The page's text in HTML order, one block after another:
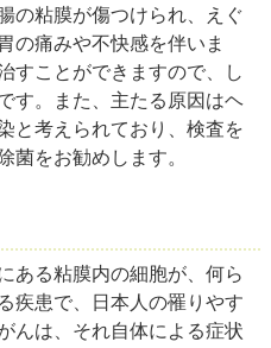
の粘膜が傷つけられ、えぐ
の痛みや不快感を伴いま
すことができますので、し
す。また、主たる原因はヘ
と考えられており、検査を
菌をお勧めします。
ある粘膜内の細胞が、何ら
疾患で、日本人の罹りやす
んは、それ自体による症状